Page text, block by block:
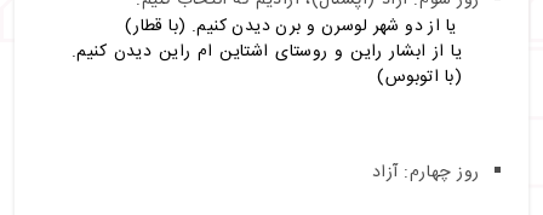
یا از دو شهر لوسرن و برن دیدن کنیم. (با قطار)
یا از ابشار راین و روستای اشتاین ام راین دیدن کنیم.
(با اتوبوس)
روز چهارم: آزاد